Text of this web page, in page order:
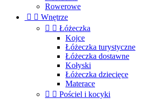
Rowerowe
  Wnętrze
  Łóżeczka
Kojce
Łóżeczka turystyczne
Łóżeczka dostawne
Kołyski
Łóżeczka dziecięce
Materace
  Pościel i kocyki